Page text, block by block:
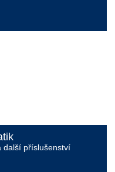
další příslušenství